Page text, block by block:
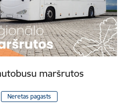
maršrutos
Neretas pagasts